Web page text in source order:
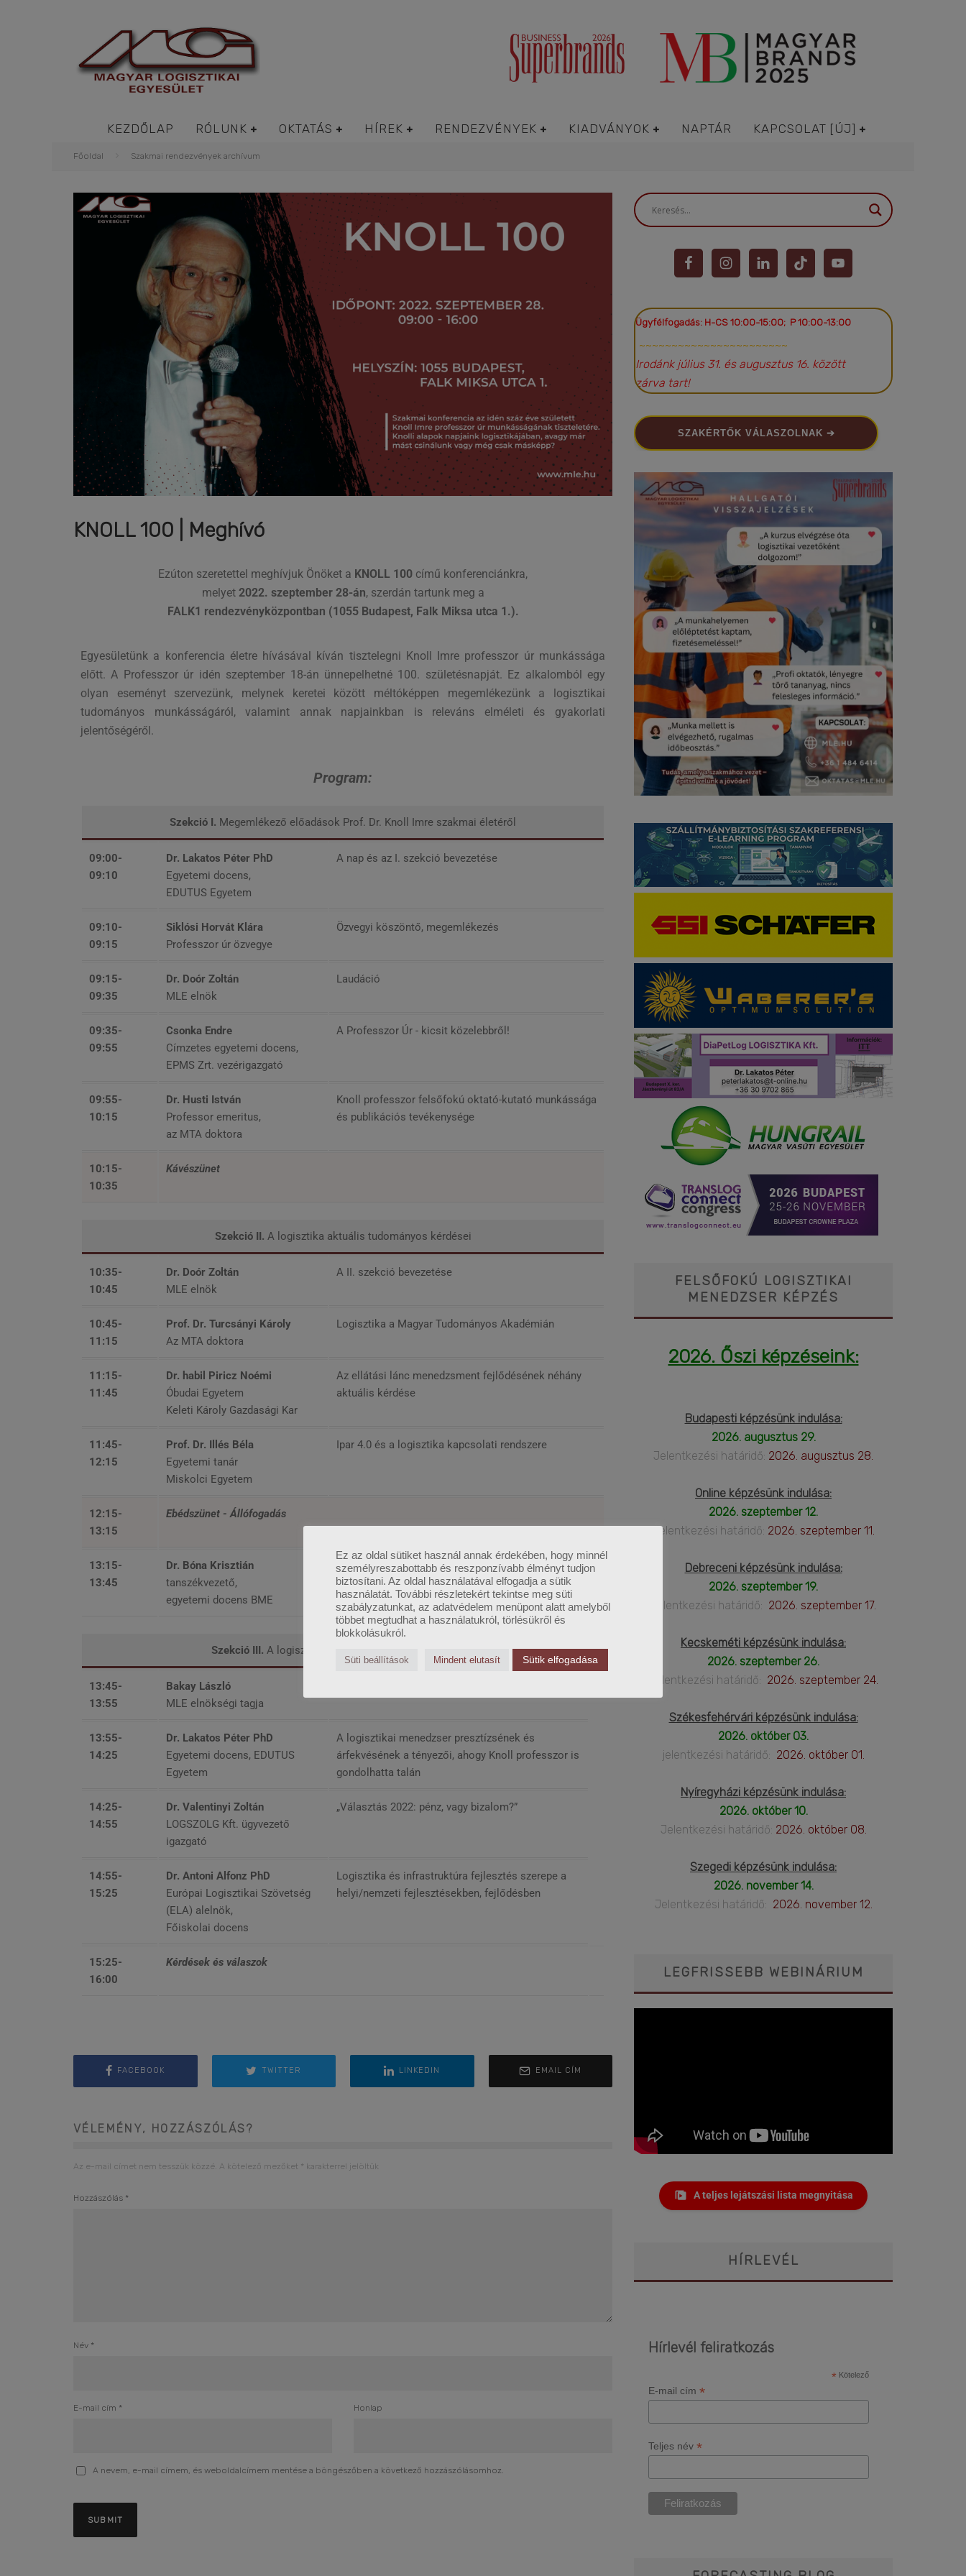
KEZDŐLAP RÓLUNK OKTATÁS HÍREK RENDEZVÉNYEK KIADVÁNYOK NAPTÁR KAPCSOLAT [ÚJ]
Főoldal Szakmai rendezvények archívum
KNOLL 100 | Meghívó
Ezúton szeretettel meghívjuk Önöket a KNOLL 100 című konferenciánkra,
melyet 2022. szeptember 28-án, szerdán tartunk meg a
FALK1 rendezvényközpontban (1055 Budapest, Falk Miksa utca 1.).
Egyesületünk a konferencia életre hívásával kíván tisztelegni Knoll Imre professzor úr munkássága
előtt. A Professzor úr idén szeptember 18-án ünnepelhetné 100. születésnapját. Ez alkalomból egy
olyan eseményt szervezünk, melynek keretei között méltóképpen megemlékezünk a logisztikai
tudományos munkásságáról, valamint annak napjainkban is releváns elméleti és gyakorlati
jelentőségéről.
Program:
Szekció I. Megemlékező előadások Prof. Dr. Knoll Imre szakmai életéről
09:00-
09:10
Dr. Lakatos Péter PhD
Egyetemi docens,
EDUTUS Egyetem
A nap és az I. szekció bevezetése
09:10-
09:15
Siklósi Horvát Klára
Professzor úr özvegye
Özvegyi köszöntő, megemlékezés
09:15-
09:35
Dr. Doór Zoltán
MLE elnök
Laudáció
09:35-
09:55
Csonka Endre
Címzetes egyetemi docens,
EPMS Zrt. vezérigazgató
A Professzor Úr - kicsit közelebbről!
09:55-
10:15
Dr. Husti István
Professor emeritus,
az MTA doktora
Knoll professzor felsőfokú oktató-kutató munkássága
és publikációs tevékenysége
10:15-
10:35
Kávészünet
Szekció II. A logisztika aktuális tudományos kérdései
10:35-
10:45
Dr. Doór Zoltán
MLE elnök
A II. szekció bevezetése
10:45-
11:15
Prof. Dr. Turcsányi Károly
Az MTA doktora
Logisztika a Magyar Tudományos Akadémián
11:15-
11:45
Dr. habil Piricz Noémi
Óbudai Egyetem
Keleti Károly Gazdasági Kar
Az ellátási lánc menedzsment fejlődésének néhány
aktuális kérdése
11:45-
12:15
Prof. Dr. Illés Béla
Egyetemi tanár
Miskolci Egyetem
Ipar 4.0 és a logisztika kapcsolati rendszere
12:15-
13:15
Ebédszünet - Állófogadás
13:15-
13:45
Dr. Bóna Krisztián
tanszékvezető,
egyetemi docens BME
Jövőtechnológiák a logisztikai rendszerek és
hálózatok fejlesztésében
Szekció III. A logisztika aktuális gyakorlati kérdései
13:45-
13:55
Bakay László
MLE elnökségi tagja
13:55-
14:25
Dr. Lakatos Péter PhD
Egyetemi docens, EDUTUS
Egyetem
A logisztikai menedzser presztízsének és
árfekvésének a tényezői, ahogy Knoll professzor is
gondolhatta talán
14:25-
14:55
Dr. Valentinyi Zoltán
LOGSZOLG Kft. ügyvezető
igazgató
„Választás 2022: pénz, vagy bizalom?”
14:55-
15:25
Dr. Antoni Alfonz PhD
Európai Logisztikai Szövetség
(ELA) alelnök,
Főiskolai docens
Logisztika és infrastruktúra fejlesztés szerepe a
helyi/nemzeti fejlesztésekben, fejlődésben
15:25-
16:00
Kérdések és válaszok
FACEBOOK TWITTER LINKEDIN EMAIL CÍM
VÉLEMÉNY, HOZZÁSZÓLÁS?
Az e-mail címet nem tesszük közzé. A kötelező mezőket * karakterrel jelöltük
Hozzászólás *
Név *
E-mail cím * Honlap
A nevem, e-mail címem, és weboldalcímem mentése a böngészőben a következő hozzászólásomhoz.
Ügyfélfogadás: H-CS 10:00-15:00; P 10:00-13:00
~~~~~~~~~~~~~~~~~~~~~~~
Irodánk július 31. és augusztus 16. között
zárva tart!
SZAKÉRTŐK VÁLASZOLNAK ➔
FELSŐFOKÚ LOGISZTIKAI
MENEDZSER KÉPZÉS
2026. Őszi képzéseink:
Budapesti képzésünk indulása:
2026. augusztus 29.
Jelentkezési határidő: 2026. augusztus 28.
Online képzésünk indulása:
2026. szeptember 12.
Jelentkezési határidő: 2026. szeptember 11.
Debreceni képzésünk indulása:
2026. szeptember 19.
Jelentkezési határidő: 2026. szeptember 17.
Kecskeméti képzésünk indulása:
2026. szeptember 26.
Jelentkezési határidő: 2026. szeptember 24.
Székesfehérvári képzésünk indulása:
2026. október 03.
jelentkezési határidő: 2026. október 01.
Nyíregyházi képzésünk indulása:
2026. október 10.
Jelentkezési határidő: 2026. október 08.
Szegedi képzésünk indulása:
2026. november 14.
Jelentkezési határidő: 2026. november 12.
LEGFRISSEBB WEBINÁRIUM
A teljes lejátszási lista megnyitása
HÍRLEVÉL
Hírlevél feliratkozás
* Kötelező
E-mail cím *
Teljes név *
Ez az oldal sütiket használ annak érdekében, hogy minnél
személyreszabottabb és reszponzívabb élményt tudjon
biztosítani. Az oldal használatával elfogadja a sütik
használatát. További részletekért tekintse meg süti
szabályzatunkat, az adatvédelem menüpont alatt amelyből
többet megtudhat a használatukról, törlésükről és
blokkolásukról.
Süti beállítások Mindent elutasít Sütik elfogadása